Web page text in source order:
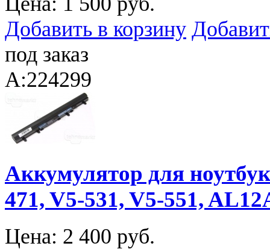
Добавить в корзину
под заказ
A:224299
Аккумулятор для
471, V5-531, V5-551,
Цена: 2 400 руб.